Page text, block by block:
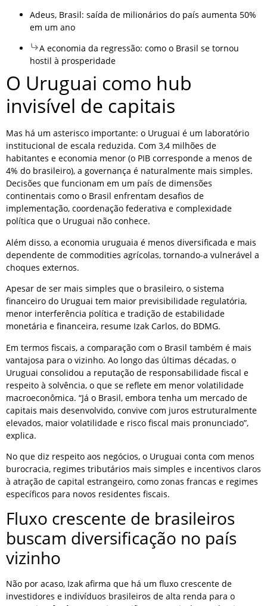
Adeus, Brasil: saída de milionários do país aumenta 50%
em um ano
A economia da regressão: como o Brasil se tornou
hostil à prosperidade
O Uruguai como hub
invisível de capitais
Mas há um asterisco importante: o Uruguai é um laboratório
institucional de escala reduzida. Com 3,4 milhões de
habitantes e economia menor (o PIB corresponde a menos de
4% do brasileiro), a governança é naturalmente mais simples.
Decisões que funcionam em um país de dimensões
continentais como o Brasil enfrentam desafios de
implementação, coordenação federativa e complexidade
política que o Uruguai não conhece.
Além disso, a economia uruguaia é menos diversificada e mais
dependente de commodities agrícolas, tornando-a vulnerável a
choques externos.
Apesar de ser mais simples que o brasileiro, o sistema
financeiro do Uruguai tem maior previsibilidade regulatória,
menor interferência política e tradição de estabilidade
monetária e financeira, resume Izak Carlos, do BDMG.
Em termos fiscais, a comparação com o Brasil também é mais
vantajosa para o vizinho. Ao longo das últimas décadas, o
Uruguai consolidou a reputação de responsabilidade fiscal e
respeito à solvência, o que se reflete em menor volatilidade
macroeconômica. “Já o Brasil, embora tenha um mercado de
capitais mais desenvolvido, convive com juros estruturalmente
elevados, maior volatilidade e risco fiscal mais pronunciado”,
explica.
No que diz respeito aos negócios, o Uruguai conta com menos
burocracia, regimes tributários mais simples e incentivos claros
à atração de capital estrangeiro, como zonas francas e regimes
específicos para novos residentes fiscais.
Fluxo crescente de brasileiros
buscam diversificação no país
vizinho
Não por acaso, Izak afirma que há um fluxo crescente de
investidores e indivíduos brasileiros de alta renda para o